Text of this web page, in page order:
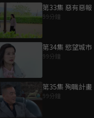
第33集 惡有惡報
99分鐘
第34集 慾望城市
99分鐘
第35集 殉職計畫
99分鐘